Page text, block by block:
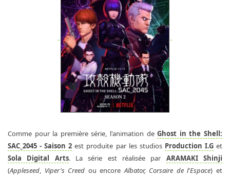
Comme pour la première série, l'animation deGhost in the Shell:
SAC_2045 - Saison 2 est produite par les studios Production I.Get
Sola Digital Arts. La série est réalisée par ARAMAKI Shinji
(Appleseed, Viper's Creed ou encoreAlbator, Corsaire de l'Espace) et